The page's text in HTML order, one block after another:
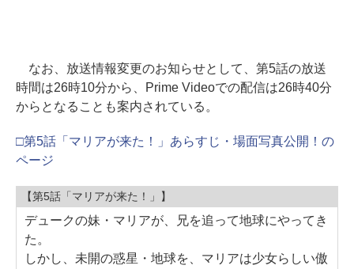
なお、放送情報変更のお知らせとして、第5話の放送
時間は26時10分から、Prime Videoでの配信は26時40分
からとなることも案内されている。
□第5話「マリアが来た！」あらすじ・場面写真公開！の
ページ
【第5話「マリアが来た！」】
デュークの妹・マリアが、兄を追って地球にやってき
た。
しかし、未開の惑星・地球を、マリアは少女らしい傲